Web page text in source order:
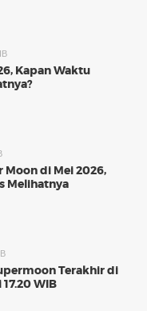
Kapan Waktu
di Mei 2026,
Melihatnya
Terakhir di
WIB